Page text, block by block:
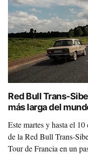
Red Bull Trans-
más larga del
Este martes y hasta el
de la Red Bull Trans-
Tour de Francia en un